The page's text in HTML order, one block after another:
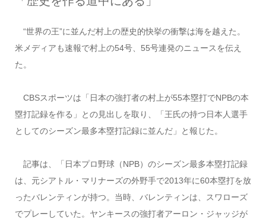
“世界の王”に並んだ村上の歴史的快挙の衝撃は海を越えた。
米メディアも速報で村上の54号、55号連発のニュースを伝え
た。
CBSスポーツは「日本の強打者の村上が55本塁打でNPBの本
塁打記録を作る」との見出しを取り、「王氏の持つ日本人選手
としてのシーズン最多本塁打記録に並んだ」と報じた。
記事は、「日本プロ野球（NPB）のシーズン最多本塁打記録
は、元シアトル・マリナーズの外野手で2013年に60本塁打を放
ったバレンティンが持つ。当時、バレンティンは、スワローズ
でプレーしていた。ヤンキースの強打者アーロン・ジャッジが